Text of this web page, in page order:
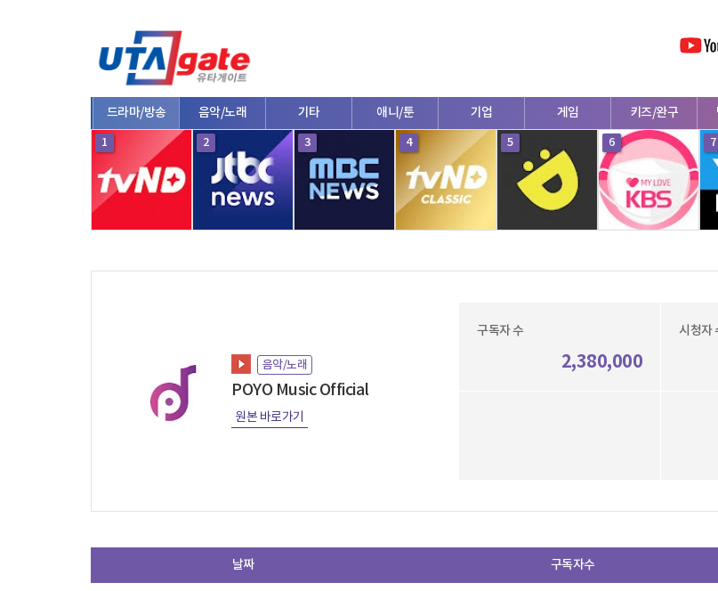
드라마/방송 음악/노래 기타 애니/툰 기업 게임 키즈/완구
1 2 3 4 5 6 7
음악/노래
POYO Music Official
원본 바로가기
구독자 수
2,380,000
시청자
날짜 구독자수